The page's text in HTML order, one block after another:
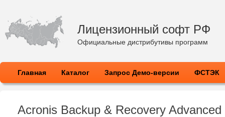
Лицензионный софт РФ
Официальные дистрибутивы программ
Главная Каталог Запрос Демо-версии ФСТЭК
Acronis Backup & Recovery